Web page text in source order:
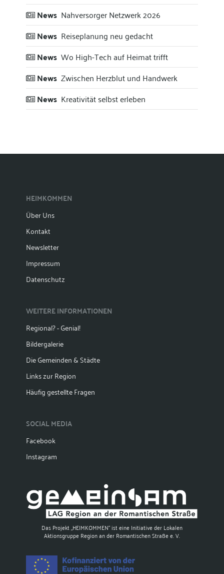
News Nahversorger Netzwerk 2026
News Reiseplanung neu gedacht
News Wo High-Tech auf Heimat trifft
News Zwischen Herzblut und Handwerk
News Kreativität selbst erleben
HEIMKOMMEN
Über Uns
Kontakt
Newsletter
Impressum
Datenschutz
WEITERE INFORMATIONEN
Regional? - Genial!
Bildergalerie
Die Gemeinden & Städte
Links zur Region
Häufig gestellte Fragen
SOCIAL MEDIA
Facebook
Instagram
Das Projekt „HEIMKOMMEN“ ist eine Initiative der Lokalen
Aktionsgruppe Region an der Romantischen Straße e. V.